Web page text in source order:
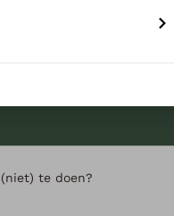
te doen?